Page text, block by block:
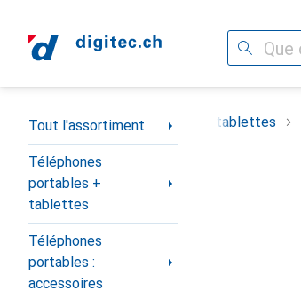
Recherche
Navigation par catégorie
Tout l'assortiment
Téléphones
portables +
tablettes
Téléphones
portables :
accessoires
Téléphones portables + tablettes